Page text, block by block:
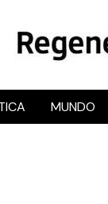
RegeneraciónMX
Sitio deMUNDO